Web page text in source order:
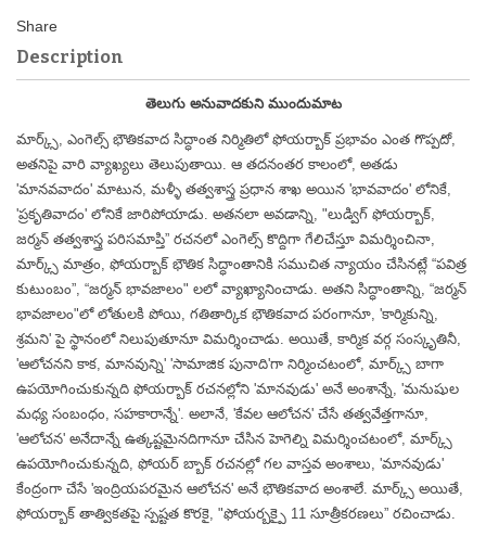
Description
తెలుగు అనువాదకుని ముందుమాట
మార్క్స్, ఎంగెల్స్ భౌతికవాద సిద్ధాంత నిర్మితిలో ఫోయర్బాక్ ప్రభావం ఎంత గొప్పదో,
అతనిపై వారి వ్యాఖ్యలు తెలుపుతాయి. ఆ తదనంతర కాలంలో, అతడు
'మానవవాదం' మాటున, మళ్ళీ తత్వశాస్త్ర ప్రధాన శాఖ అయిన 'భావవాదం' లోనికే,
'ప్రకృతివాదం' లోనికే జారిపోయాడు. అతనలా అవడాన్ని, "లుడ్విగ్ ఫోయర్బాక్,
జర్మన్ తత్వశాస్త్ర పరిసమాప్తి” రచనలో ఎంగెల్స్ కొద్దిగా గేలిచేస్తూ విమర్శించినా,
మార్క్స్ మాత్రం, ఫోయర్బాక్ భౌతిక సిద్ధాంతానికి సముచిత న్యాయం చేసినట్లే “పవిత్ర
కుటుంబం”, “జర్మన్ భావజాలం" లలో వ్యాఖ్యానించాడు. అతని సిద్ధాంతాన్ని, “జర్మన్
భావజాలం"లో లోతులకి పోయి, గతితార్కిక భౌతికవాద పరంగానూ, 'కార్మికున్ని,
శ్రమని' పై స్థానంలో నిలుపుతూనూ విమర్శించాడు. అయితే, కార్మిక వర్గ సంస్కృతినీ,
'ఆలోచనని కాక, మానవున్ని' 'సామాజిక పునాది'గా నిర్మించటంలో, మార్క్స్ బాగా
ఉపయోగించుకున్నది ఫోయర్బాక్ రచనల్లోని 'మానవుడు' అనే అంశాన్నే, 'మనుషుల
మధ్య సంబంధం, సహకారాన్నే'. అలానే, 'కేవల ఆలోచన' చేసే తత్వవేత్తగానూ,
'ఆలోచన' అనేదాన్నే ఉత్కష్టమైనదిగానూ చేసిన హెగెల్ని విమర్శించటంలో, మార్క్స్
ఉపయోగించుకున్నది, ఫోయర్ బ్బాక్ రచనల్లో గల వాస్తవ అంశాలు, 'మానవుడు'
కేంద్రంగా చేసే 'ఇంద్రియపరమైన ఆలోచన' అనే భౌతికవాద అంశాలే. మార్క్స్ అయితే,
ఫోయర్బాక్ తాత్వికతపై స్పష్టత కొరకై, "ఫోయర్బక్పై 11 సూత్రీకరణలు” రచించాడు.